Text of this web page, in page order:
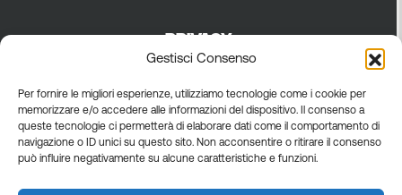
Gestisci Consenso
Per fornire le migliori esperienze, utilizziamo tecnologie come i cookie per
memorizzare e/o accedere alle informazioni del dispositivo. Il consenso a
queste tecnologie ci permetterà di elaborare dati come il comportamento di
navigazione o ID unici su questo sito. Non acconsentire o ritirare il consenso
può influire negativamente su alcune caratteristiche e funzioni.
PRIVACY
Privacy policy
Cookie policy
General terms